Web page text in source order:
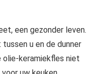
een gezonder leven.
u en de dunner
olie-keramiekfles niet